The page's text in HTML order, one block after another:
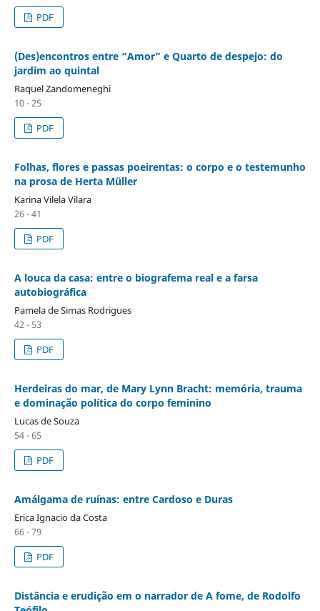
PDF
(Des)encontros entre “Amor” e Quarto de despejo: do
jardim ao quintal
Raquel Zandomeneghi
10 - 25
PDF
Folhas, flores e passas poeirentas: o corpo e o testemunho
na prosa de Herta Müller
Karina Vilela Vilara
26 - 41
PDF
A louca da casa: entre o biografema real e a farsa
autobiográfica
Pamela de Simas Rodrigues
42 - 53
PDF
Herdeiras do mar, de Mary Lynn Bracht: memória, trauma
e dominação política do corpo feminino
Lucas de Souza
54 - 65
PDF
Amálgama de ruínas: entre Cardoso e Duras
Erica Ignacio da Costa
66 - 79
PDF
Distância e erudição em o narrador de A fome, de Rodolfo